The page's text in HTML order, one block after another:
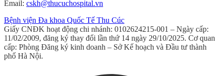
Email: cskh@thucuchospital.vn
Bệnh viện Đa khoa Quốc Tế Thu Cúc
Giấy CNĐK hoạt động chi nhánh: 0102624215-001 – Ngày cấp:
11/02/2009, đăng ký thay đổi lần thứ 14 ngày 29/10/2025. Cơ quan
cấp: Phòng Đăng ký kinh doanh – Sở Kế hoạch và Đầu tư thành
phố Hà Nội.